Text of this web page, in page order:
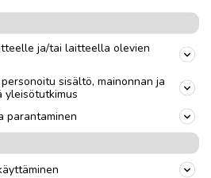
ja/tai laitteella olevien
sisältö, mainonnan ja
yleisötutkimus
parantaminen